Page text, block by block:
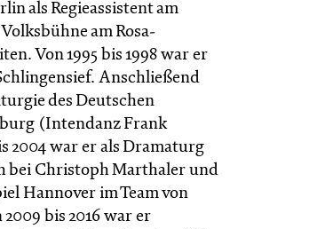
als Regieassistent am
am Rosa-
Von 1995 bis 1998 war er
Anschließend
des Deutschen
(Intendanz Frank
2004 war er als Dramaturg
bei Christoph Marthaler und
Hannover im Team von
bis 2016 war er